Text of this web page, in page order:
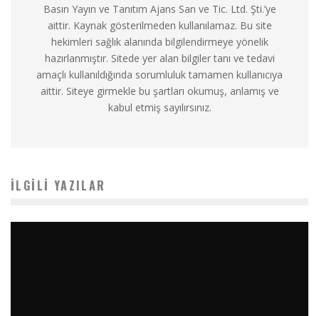
Basın Yayın ve Tanıtım Ajans San ve Tic. Ltd. Şti.’ye
aittir. Kaynak gösterilmeden kullanılamaz. Bu site
hekimleri sağlık alanında bilgilendirmeye yönelik
hazırlanmıştır. Sitede yer alan bilgiler tanı ve tedavi
amaçlı kullanıldığında sorumluluk tamamen kullanıcıya
aittir. Siteye girmekle bu şartları okumuş, anlamış ve
kabul etmiş sayılırsınız.
İLGILI YAZILAR